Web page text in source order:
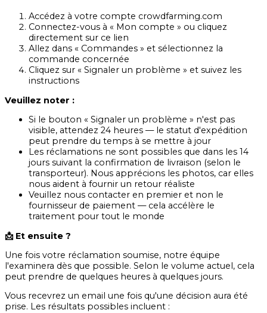
Accédez à votre compte crowdfarming.com
Connectez-vous à « Mon compte » ou cliquez
directement sur ce lien
Allez dans « Commandes » et sélectionnez la
commande concernée
Cliquez sur « Signaler un problème » et suivez les
instructions
Veuillez noter :
Si le bouton « Signaler un problème » n'est pas
visible, attendez 24 heures — le statut d'expédition
peut prendre du temps à se mettre à jour
Les réclamations ne sont possibles que dans les 14
jours suivant la confirmation de livraison (selon le
transporteur). Nous apprécions les photos, car elles
nous aident à fournir un retour réaliste
Veuillez nous contacter en premier et non le
fournisseur de paiement — cela accélère le
traitement pour tout le monde
📩 Et ensuite ?
Une fois votre réclamation soumise, notre équipe
l'examinera dès que possible. Selon le volume actuel, cela
peut prendre de quelques heures à quelques jours.
Vous recevrez un email une fois qu'une décision aura été
prise. Les résultats possibles incluent :